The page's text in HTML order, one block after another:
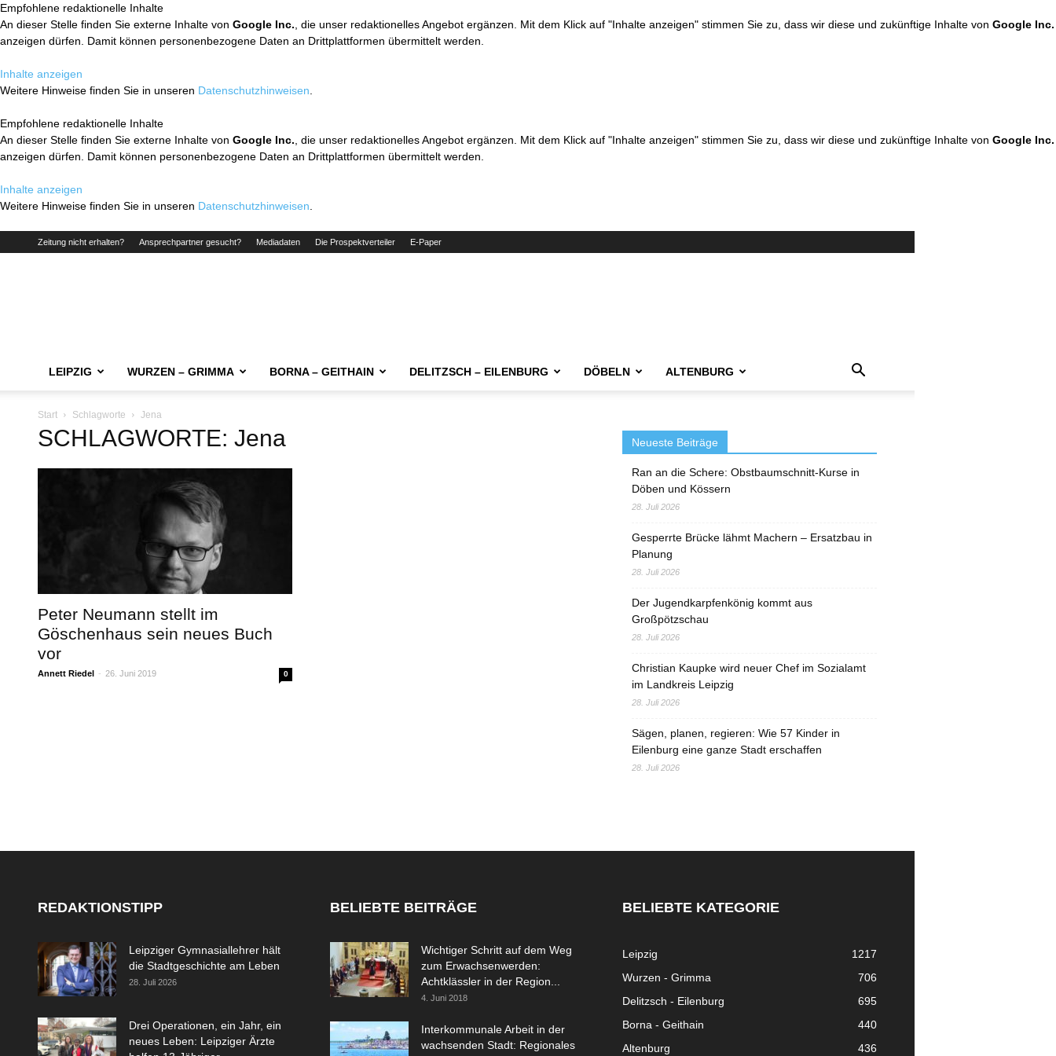
Empfohlene redaktionelle Inhalte
An dieser Stelle finden Sie externe Inhalte von Google Inc. , die unser redaktionelles Angebot ergänzen. Mit dem Klick auf "Inhalte anzeigen" stimmen Sie zu, dass wir diese und zukünftige Inhalte von Google Inc.
anzeigen dürfen. Damit können personenbezogene Daten an Drittplattformen übermittelt werden.
Inhalte anzeigen
Weitere Hinweise finden Sie in unseren Datenschutzhinweisen
Empfohlene redaktionelle Inhalte
An dieser Stelle finden Sie externe Inhalte von Google Inc. , die unser redaktionelles Angebot ergänzen. Mit dem Klick auf "Inhalte anzeigen" stimmen Sie zu, dass wir diese und zukünftige Inhalte von Google Inc.
anzeigen dürfen. Damit können personenbezogene Daten an Drittplattformen übermittelt werden.
Inhalte anzeigen
Weitere Hinweise finden Sie in unseren Datenschutzhinweisen
Zeitung nicht erhalten? Ansprechpartner gesucht? Mediadaten Die Prospektverteiler E-Paper
LEIPZIG WURZEN – GRIMMA BORNA – GEITHAIN DELITZSCH – EILENBURG DÖBELN ALTENBURG
Start Schlagworte Jena
SCHLAGWORTE: Jena
Peter Neumann stellt im
Göschenhaus sein neues Buch
vor
Annett Riedel - 26. Juni 2019 0
Neueste Beiträge
Ran an die Schere: Obstbaumschnitt-Kurse in
Döben und Kössern
28. Juli 2026
Gesperrte Brücke lähmt Machern – Ersatzbau in
Planung
28. Juli 2026
Der Jugendkarpfenkönig kommt aus
Großpötzschau
28. Juli 2026
Christian Kaupke wird neuer Chef im Sozialamt
im Landkreis Leipzig
28. Juli 2026
Sägen, planen, regieren: Wie 57 Kinder in
Eilenburg eine ganze Stadt erschaffen
28. Juli 2026
REDAKTIONSTIPP
Leipziger Gymnasiallehrer hält
die Stadtgeschichte am Leben
28. Juli 2026
Drei Operationen, ein Jahr, ein
neues Leben: Leipziger Ärzte
BELIEBTE BEITRÄGE
Wichtiger Schritt auf dem Weg
zum Erwachsenwerden:
Achtklässler in der Region...
4. Juni 2018
Interkommunale Arbeit in der
wachsenden Stadt: Regionales
BELIEBTE KATEGORIE
Leipzig
1217
Wurzen - Grimma
706
Delitzsch - Eilenburg
695
Borna - Geithain
440
Altenburg
436